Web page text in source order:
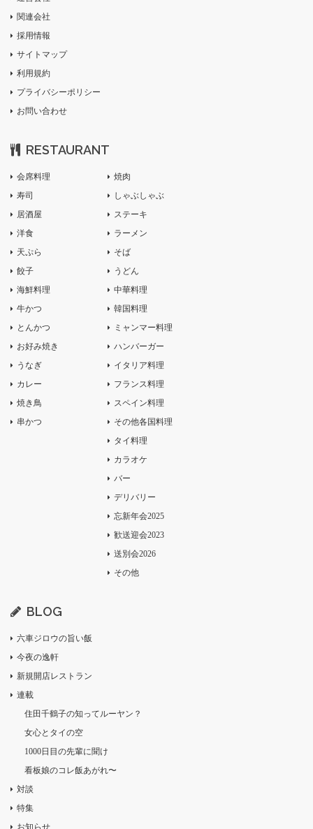
関連会社
採用情報
サイトマップ
利用規約
プライバシーポリシー
お問い合わせ
RESTAURANT
会席料理
寿司
居酒屋
洋食
天ぷら
餃子
海鮮料理
牛かつ
とんかつ
お好み焼き
うなぎ
カレー
焼き鳥
串かつ
焼肉
しゃぶしゃぶ
ステーキ
ラーメン
そば
うどん
中華料理
韓国料理
ミャンマー料理
ハンバーガー
イタリア料理
フランス料理
スペイン料理
その他各国料理
タイ料理
カラオケ
バー
デリバリー
忘新年会2025
歓送迎会2023
送別会2026
その他
BLOG
六車ジロウの旨い飯
今夜の逸軒
新規開店レストラン
連載
住田千鶴子の知ってルーヤン？
女心とタイの空
1000日目の先輩に聞け
看板娘のコレ飯あがれ〜
対談
特集
お知らせ